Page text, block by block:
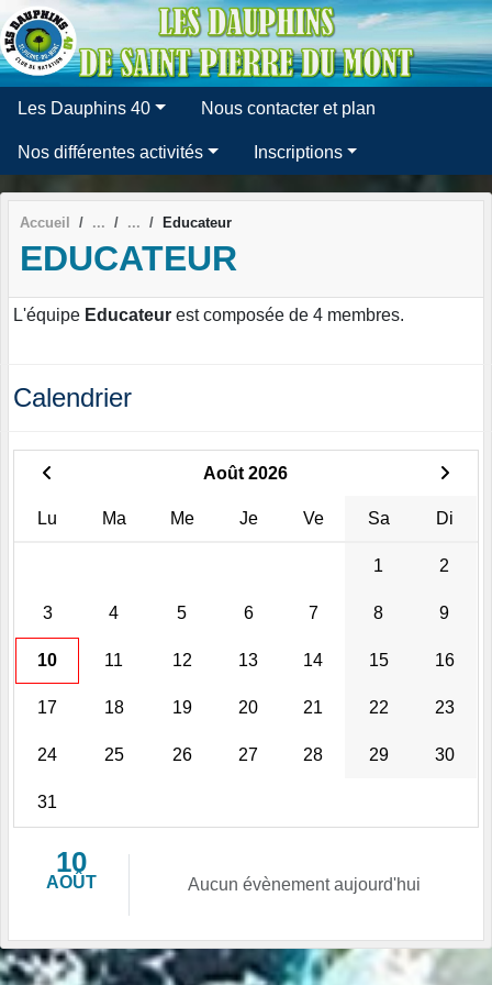
Les Dauphins 40 Nous contacter et plan
Nos différentes activités Inscriptions
Accueil Educateur
EDUCATEUR
L'équipe Educateur est composée de 4 membres.
Calendrier
Août 2026
Lu Ma Me Je Ve Sa Di
1 2
3 4 5 6 7 8 9
10 11 12 13 14 15 16
17 18 19 20 21 22 23
24 25 26 27 28 29 30
31
10
AOÛT Aucun évènement aujourd'hui
Panneau de gestion des cookies